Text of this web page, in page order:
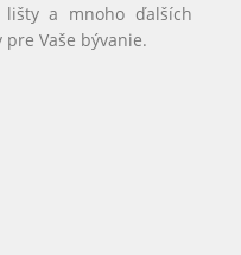
lišty a mnoho ďalších
Vaše bývanie.